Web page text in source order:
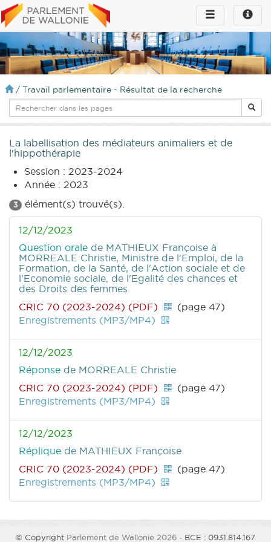
Toggle
infos
Toggle
navigation
/ Travail parlementaire - Résultat de la recherche
La labellisation des médiateurs animaliers et de
l'hippothérapie
Session : 2023-2024
Année : 2023
3 élément(s) trouvé(s).
12/12/2023
Question orale de MATHIEUX Françoise à
MORREALE Christie, Ministre de l'Emploi, de la
Formation, de la Santé, de l'Action sociale et de
l'Economie sociale, de l'Egalité des chances et
des Droits des femmes
CRIC 70 (2023-2024) (PDF)
(page 47)
Enregistrements (MP3/MP4)
12/12/2023
Réponse de MORREALE Christie
CRIC 70 (2023-2024) (PDF)
(page 47)
Enregistrements (MP3/MP4)
12/12/2023
Réplique de MATHIEUX Françoise
CRIC 70 (2023-2024) (PDF)
(page 47)
Enregistrements (MP3/MP4)
© Copyright Parlement de Wallonie 2026 - BCE : 0931.814.167